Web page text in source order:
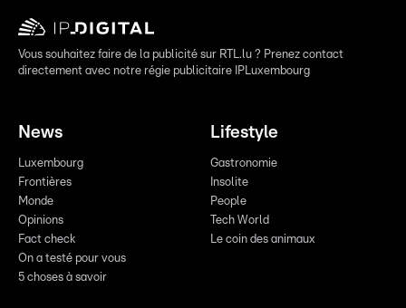
Vous souhaitez faire de la publicité sur RTL.lu ? Prenez contact
directement avec notre régie publicitaire IPLuxembourg
News
Luxembourg
Frontières
Monde
Opinions
Fact check
On a testé pour vous
5 choses à savoir
Lifestyle
Gastronomie
Insolite
People
Tech World
Le coin des animaux